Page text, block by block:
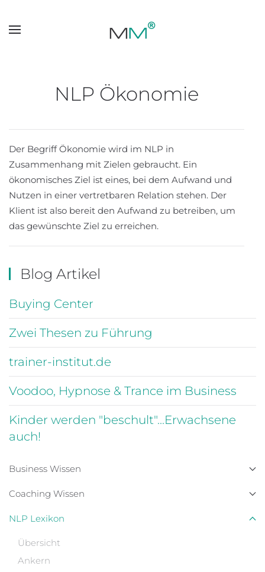
Skip to main content
NLP Ökonomie
Der Begriff Ökonomie wird im NLP in
Zusammenhang mit Zielen gebraucht. Ein
ökonomisches Ziel ist eines, bei dem Aufwand und
Nutzen in einer vertretbaren Relation stehen. Der
Klient ist also bereit den Aufwand zu betreiben, um
das gewünschte Ziel zu erreichen.
Blog Artikel
Buying Center
Zwei Thesen zu Führung
trainer-institut.de
Voodoo, Hypnose & Trance im Business
Kinder werden "beschult"...Erwachsene
auch!
Business Wissen
Coaching Wissen
NLP Lexikon
Übersicht
Ankern